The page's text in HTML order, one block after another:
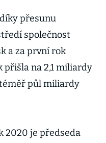
přesunu
společnost
a za první rok
na 2,1 miliardy
půl miliardy
2020 je předseda